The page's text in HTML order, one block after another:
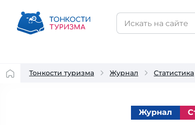
Тонкости туризма Журнал Статистика
Журнал